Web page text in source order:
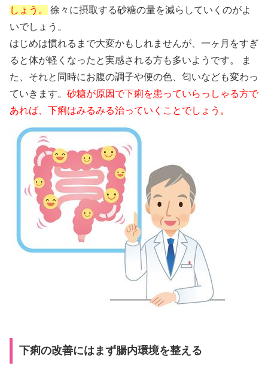
しょう。
徐々に摂取する砂糖の量を減らしていくのがよ
いでしょう。
はじめは慣れるまで大変かもしれませんが、一ヶ月をすぎ
ると体が軽くなったと実感される方も多いようです。 ま
た、それと同時にお腹の調子や便の色、匂いなども変わっ
ていきます。 砂糖が原因で下痢を患っていらっしゃる方で
あれば、下痢はみるみる治っていくことでしょう。
下痢の改善にはまず腸内環境を整える